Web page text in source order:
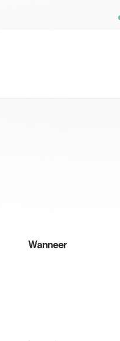
Wanneer